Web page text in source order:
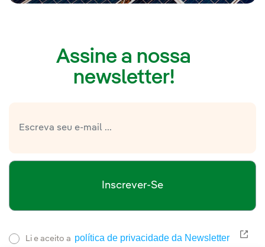
Assine a nossa
newsletter!
Inscrever-Se
Li e aceito a política de privacidade da Newsletter Link